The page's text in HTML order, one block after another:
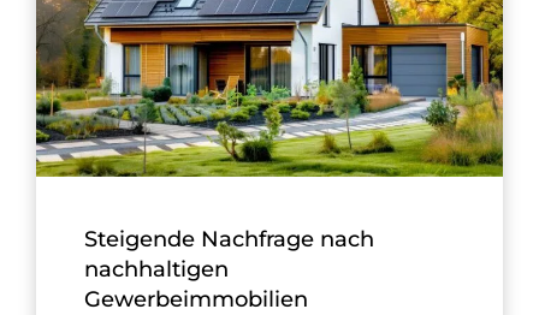
Steigende Nachfrage nach
nachhaltigen
Gewerbeimmobilien